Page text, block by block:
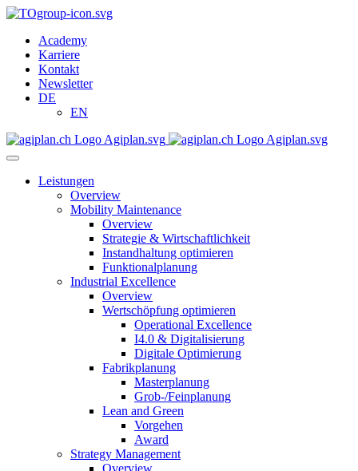
Academy
Karriere
Kontakt
Newsletter
DE
EN
Leistungen
Overview
Mobility Maintenance
Overview
Strategie & Wirtschaftlichkeit
Instandhaltung optimieren
Funktionalplanung
Industrial Excellence
Overview
Wertschöpfung optimieren
Operational Excellence
I4.0 & Digitalisierung
Digitale Optimierung
Fabrikplanung
Masterplanung
Grob-/Feinplanung
Lean and Green
Vorgehen
Award
Strategy Management
Overview